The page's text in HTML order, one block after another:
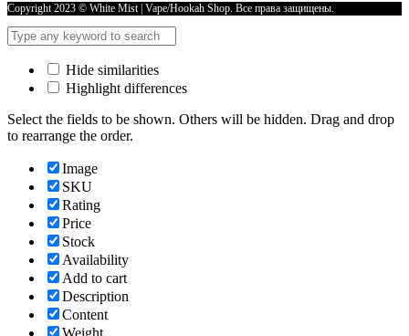
Copyright 2023 © White Mist | Vape/Hookah Shop. Все права защищены.
Hide similarities
Highlight differences
Select the fields to be shown. Others will be hidden. Drag and drop
to rearrange the order.
Image
SKU
Rating
Price
Stock
Availability
Add to cart
Description
Content
Weight